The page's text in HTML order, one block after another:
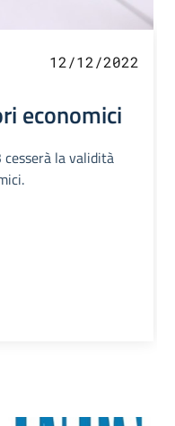
12/12/2022
economici
la validità